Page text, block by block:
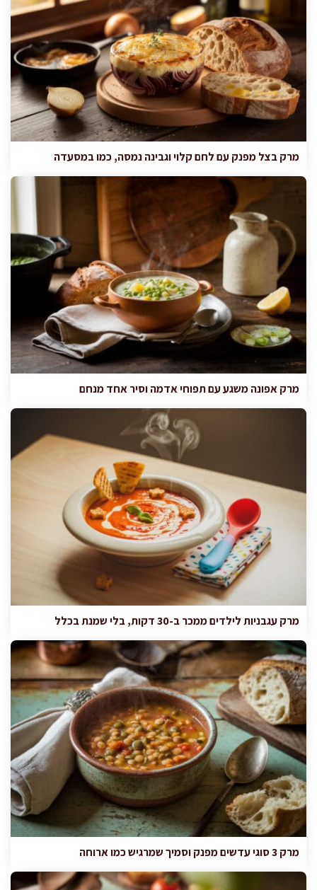
מרק בצל מפנק עם לחם קלוי וגבינה נמסה, כמו במסעדה
מרק אפונה משגע עם תפוחי אדמה וסיר אחד מנחם
מרק עגבניות לילדים ממכר ב-30 דקות, בלי שמנת בכלל
מרק 3 סוגי עדשים מפנק וסמיך שמרגיש כמו ארוחה